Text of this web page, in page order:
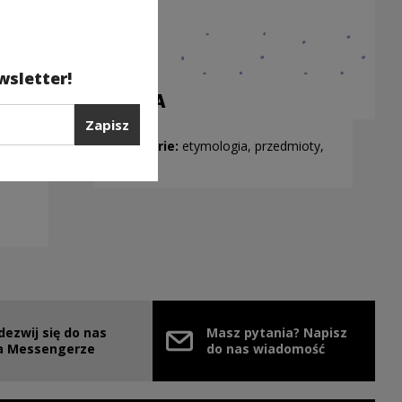
SZAFA
Kategorie: etymologia, przedmioty,
się do nas
Messengerze
zostanie otwarty w nowym oknie
Masz pytania? Napisz
do nas wiadomość
Zapisz